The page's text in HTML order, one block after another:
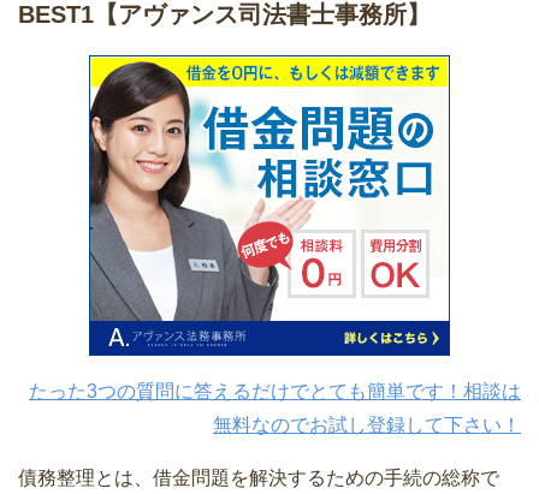
BEST1 【アヴァンス司法書士事務所】
たった3つの質問に答えるだけでとても簡単です！相談は
無料なのでお試し登録して下さい！
債務整理とは、借金問題を解決するための手続の総称で